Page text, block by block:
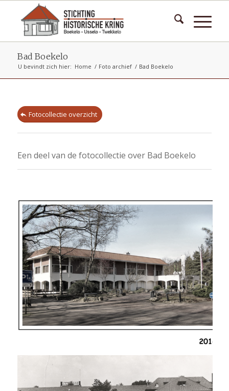
Bad Boekelo
U bevindt zich hier: Home / Foto archief / Bad Boekelo
Fotocollectie overzicht
Een deel van de fotocollectie over Bad Boekelo